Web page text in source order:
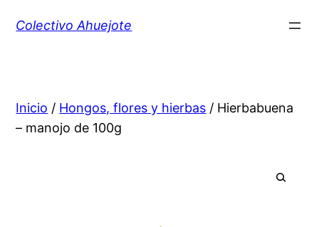
Colectivo Ahuejote
Inicio / Hongos, flores y hierbas / Hierbabuena
– manojo de 100g